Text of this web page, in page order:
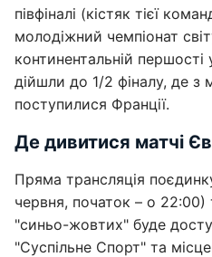
півфіналі (кістяк тієї
молодіжний чемпіонат
континентальній
дійшли до 1/2 фіналу, де з
поступилися Франції.
Де дивитися матчі
Пряма трансляція
червня, початок – о 22:00)
"синьо-жовтих" буде
"Суспільне Спорт" та